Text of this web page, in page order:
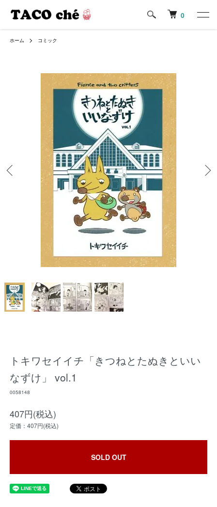
0
ホーム コミック
トキワセイイチ「きつねとたぬきといい
なずけ」 vol.1
0058148
407円(税込)
定価：407円(税込)
SOLD OUT